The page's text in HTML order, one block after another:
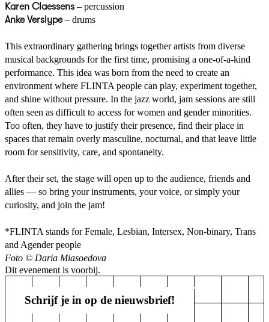
Karen Claessens – percussion
Anke Verslype– drums
This extraordinary gathering brings together artists from diverse
musical backgrounds for the first time, promising a one-of-a-kind
performance. This idea was born from the need to create an
environment where FLINTA people can play, experiment together,
and shine without pressure. In the jazz world, jam sessions are still
often seen as difficult to access for women and gender minorities.
Too often, they have to justify their presence, find their place in
spaces that remain overly masculine, nocturnal, and that leave little
room for sensitivity, care, and spontaneity.
After their set, the stage will open up to the audience, friends and
allies — so bring your instruments, your voice, or simply your
curiosity, and join the jam!
*FLINTA stands for Female, Lesbian, Intersex, Non-binary, Trans
and Agender people
Foto © Daria Miasoedova
Dit evenement is voorbij.
Schrijf je in op de nieuwsbrief!